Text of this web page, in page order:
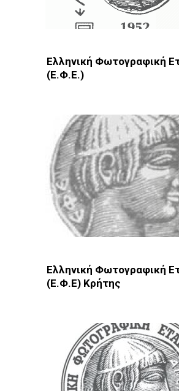
Ελληνική Φωτογραφική
(Ε.Φ.Ε.)
Ελληνική Φωτογραφική
(Ε.Φ.Ε) Κρήτης